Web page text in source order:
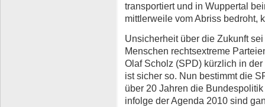
transportiert und in Wuppertal
mittlerweile vom Abriss bedroht,
Unsicherheit über die Zukunft
Menschen rechtsextreme
Olaf Scholz (SPD) kürzlich in
ist sicher so. Nun bestimmt die
über 20 Jahren die
infolge der Agenda 2010 sind